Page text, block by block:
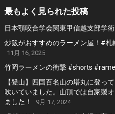
最もよく見られた投稿
日本顎咬合学会関東甲信越支部学
炒飯がおすすめのラーメン屋！#
11月 16, 2025
竹岡ラーメンの衝撃 #shorts
【登山】四国百名山の塔丸に登っ
吹いていました。山頂では自家製
ました！
9月 17, 2024